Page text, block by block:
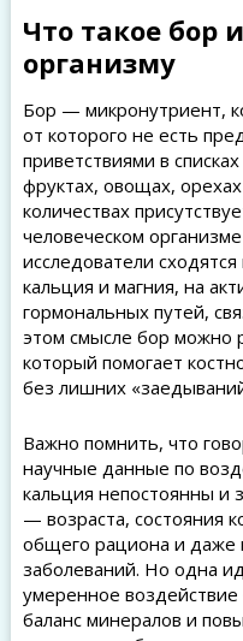
Что такое бор
организму
Бор — микронутриент,
от которого не есть
приветствиями в
фруктах, овощах,
количествах
человеческом
исследователи
кальция и магния, на
гормональных путей,
этом смысле бор можно
который помогает
без лишних
Важно помнить, что
научные данные по
кальция непостоянны и
— возраста, состояния
общего рациона и даже
заболеваний. Но одна
умеренное
баланс минералов и